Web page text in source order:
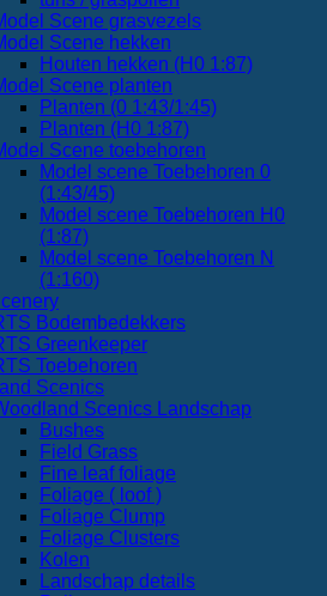
Scene grasvezels
Scene hekken
Houten hekken (H0 1:87)
Scene planten
Planten (0 1:43/1:45)
Planten (H0 1:87)
Scene toebehoren
Model scene Toebehoren 0
(1:43/45)
Model scene Toebehoren H0
(1:87)
Model scene Toebehoren N
(1:160)
Bodembedekkers
Greenkeeper
Toebehoren
Scenics
Scenics Landschap
Bushes
Field Grass
Fine leaf foliage
Foliage ( loof )
Foliage Clump
Foliage Clusters
Kolen
Landschap details